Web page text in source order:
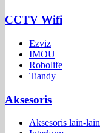
CCTV Wifi
Ezviz
IMOU
Robolife
Tiandy
Aksesoris
Aksesoris lain-lain